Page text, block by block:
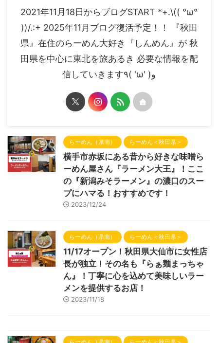
2021年11月18日からブログSTART *+.\(( °ω°
))/.:+ 2025年11月ブログ復活予定！！ 『秋田
県』在住のらーめん大好き『しんめん』が 秋
田県を中心に東北を旅あるき 必要な情報を配
信していきます٩( 'ω' )و
らーめん（県南） らーめん＜秋田県＞
横手市赤坂にある昔から好きな味噌ら
ーめん屋さん『ラーメン大王』！ここ
の『新潟みそラーメン』の濃口のスー
プにハマる！おすすめです！
2023/12/24
らーめん（県南） らーめん＜秋田県＞
11/17オープン！秋田県大仙市に女性店
長が独立！その名も『らぁ麺まっちゃ
ん』！丁寧に心を込めて美味しいラー
メンを提供するお店！
2023/11/18